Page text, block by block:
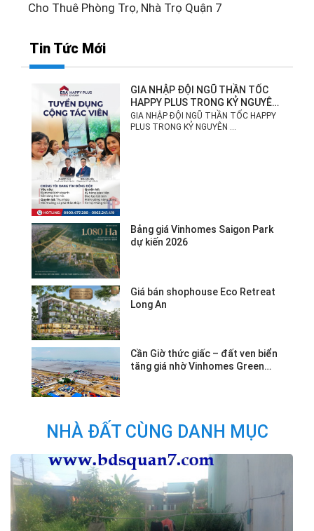
Cho Thuê Phòng Trọ, Nhà Trọ Quận 7
Tin Tức Mới
GIA NHẬP ĐỘI NGŨ THẦN TỐC
HAPPY PLUS TRONG KỶ NGUYÊN
MỚI!
GIA NHẬP ĐỘI NGŨ THẦN TỐC HAPPY
PLUS TRONG KỶ NGUYÊN ...
Bảng giá Vinhomes Saigon Park
dự kiến 2026
Giá bán shophouse Eco Retreat
Long An
Cần Giờ thức giấc – đất ven biển
tăng giá nhờ Vinhomes Green
NHÀ ĐẤT CÙNG DANH MỤC